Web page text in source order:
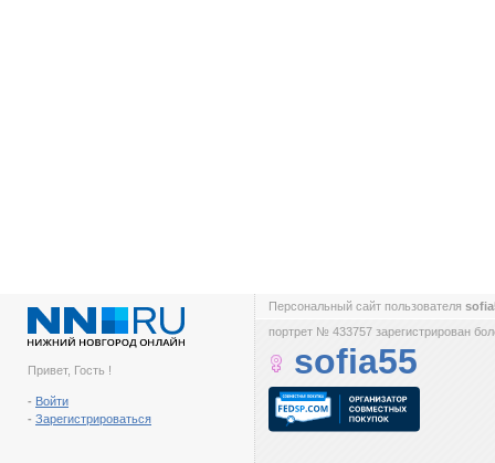
Привет, Гость !
- Войти
- Зарегистрироваться
Персональный сайт пользователя
портрет № 433757 зарегистрирован
sofia55